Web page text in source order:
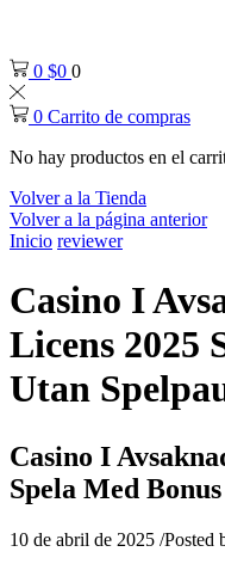
0 $0 0
0 Carrito de compras
No hay productos en el
Volver a la Tienda
Volver a la página anterior
Inicio reviewer
Casino I
Licens 2025
Utan
Casino I
Spela Med
10 de abril de 2025 /Posted